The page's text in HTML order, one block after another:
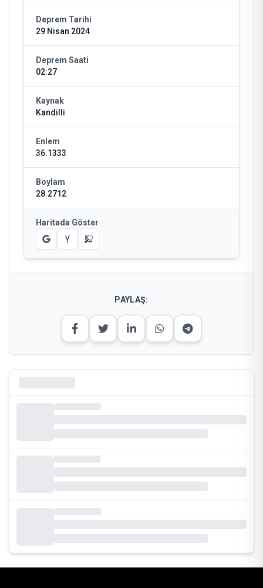
Deprem Tarihi
29 Nisan 2024
Deprem Saati
02:27
Kaynak
Kandilli
Enlem
36.1333
Boylam
28.2712
Haritada Göster
PAYLAŞ: